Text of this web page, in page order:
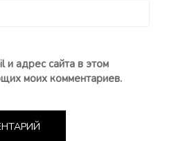
и адрес сайта в этом
моих комментариев.